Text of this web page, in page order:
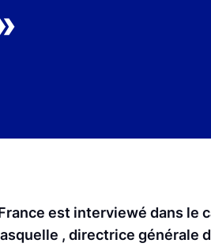
est interviewé dans le
, directrice générale